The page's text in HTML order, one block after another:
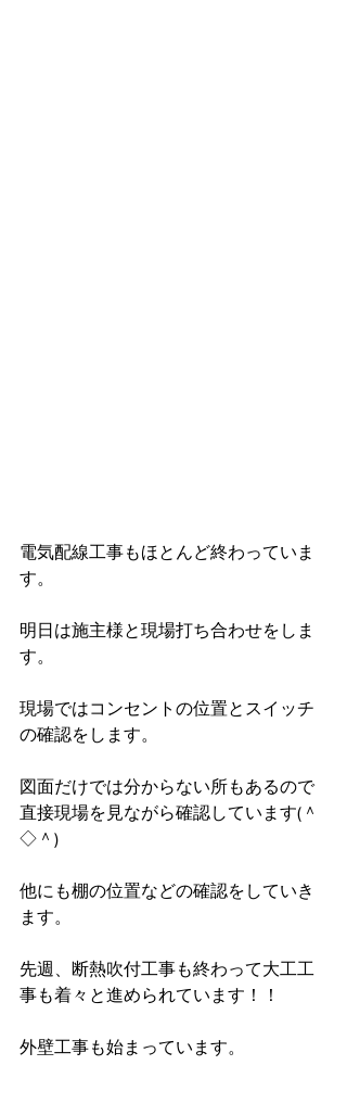
電気配線工事もほとんど終わっていま
す。
明日は施主様と現場打ち合わせをしま
す。
現場ではコンセントの位置とスイッチ
の確認をします。
図面だけでは分からない所もあるので
直接現場を見ながら確認しています(＾
◇＾)
他にも棚の位置などの確認をしていき
ます。
先週、断熱吹付工事も終わって大工工
事も着々と進められています！！
外壁工事も始まっています。